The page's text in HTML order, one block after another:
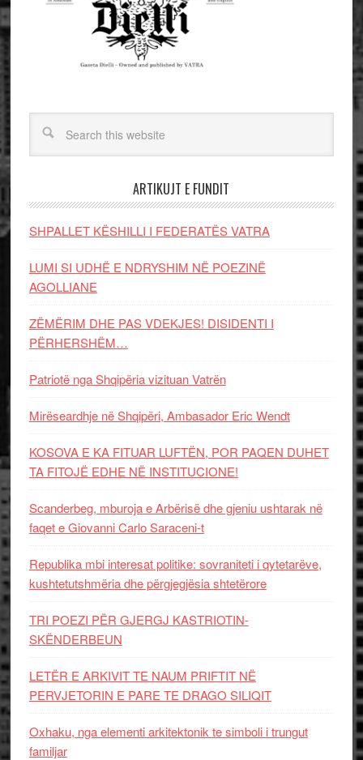
ARTIKUJT E FUNDIT
SHPALLET KËSHILLI I FEDERATËS VATRA
LUMI SI UDHË E NDRYSHIM NË POEZINË
AGOLLIANE
ZËMËRIM DHE PAS VDEKJES! DISIDENTI I
PËRHERSHËM…
Patriotë nga Shqipëria vizituan Vatrën
Mirëseardhje në Shqipëri, Ambasador Eric Wendt
KOSOVA E KA FITUAR LUFTËN, POR PAQEN DUHET
TA FITOJË EDHE NË INSTITUCIONE!
Scanderbeg, mburoja e Arbërisë dhe gjeniu ushtarak në
faqet e Giovanni Carlo Saraceni-t
Republika mbi interesat politike: sovraniteti i qytetarëve,
kushtetutshmëria dhe përgjegjësia shtetërore
TRI POEZI PËR GJERGJ KASTRIOTIN-
SKËNDERBEUN
LETËR E ARKIVIT TE NAUM PRIFTIT NË
PERVJETORIN E PARE TE DRAGO SILIQIT
Oxhaku, nga elementi arkitektonik te simboli i trungut
familjar